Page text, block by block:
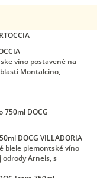
víno postavené na
Montalcino,
DOCG VILLADORIA
biele piemontské víno
Arneis, s